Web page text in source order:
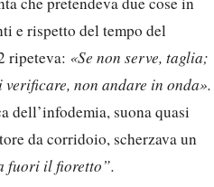
e rispetto del tempo del
ripeteva: «Se non serve, taglia;
non andare in onda».
dell’infodemia, suona quasi
da corridoio, scherzava un
fuori il fioretto”.